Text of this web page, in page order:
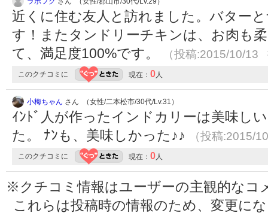
近くに住む友人と訪れました。バター
す！またタンドリーチキンは、お肉も
て、満足度100%です。
（投稿:2015/10/
このクチコミに 現在： 0人
小梅ちゃん さん （女性/二本松市/30代/Lv.31）
ｲﾝﾄﾞ人が作ったインドカリーは美味し
た。 ﾅﾝも、美味しかった♪♪
（投稿:2015/
このクチコミに 現在： 0人
※クチコミ情報はユーザーの主観的なコ
これらは投稿時の情報のため、変更に